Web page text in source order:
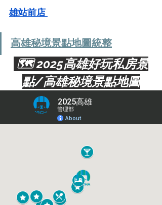
雄站前店
高雄秘境景點地圖統整
點/高雄秘境景點地圖